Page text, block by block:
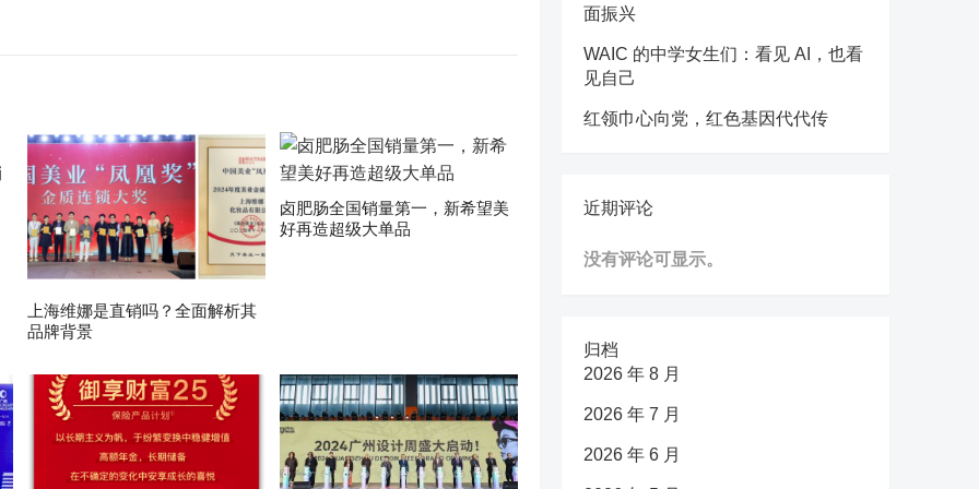
上海维娜是直销吗？全面解析其
品牌背景
卤肥肠全国销量第一，新希望美
好再造超级大单品
面振兴
WAIC 的中学女生们：看见 AI，也看
见自己
红领巾心向党，红色基因代代传
近期评论
没有评论可显示。
归档
2026 年 8 月
2026 年 7 月
2026 年 6 月